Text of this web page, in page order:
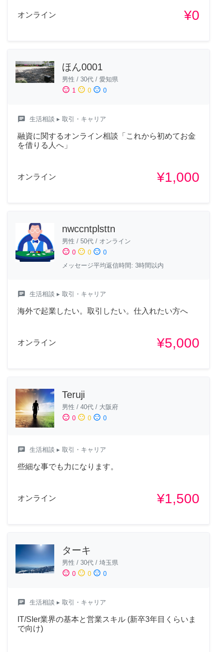
オンライン ¥0
ほん0001
男性 / 30代 / 愛知県
sentiment_satisfied 1 sentiment_neutral 0 sentiment_dissatisfied 0
chat 生活相談 ▸ 取引・キャリア
融資に関するオンライン相談「これから初めてお金
を借りる人へ」
オンライン ¥1,000
nwccntplsttn
男性 / 50代 / オンライン
sentiment_satisfied 0 sentiment_neutral 0 sentiment_dissatisfied 0
メッセージ平均返信時間: 3時間以内
chat 生活相談 ▸ 取引・キャリア
海外で起業したい。取引したい。仕入れたい方へ
オンライン ¥5,000
Teruji
男性 / 40代 / 大阪府
sentiment_satisfied 0 sentiment_neutral 0 sentiment_dissatisfied 0
chat 生活相談 ▸ 取引・キャリア
些細な事でも力になります。
オンライン ¥1,500
ターキ
男性 / 30代 / 埼玉県
sentiment_satisfied 0 sentiment_neutral 0 sentiment_dissatisfied 0
chat 生活相談 ▸ 取引・キャリア
IT/SIer業界の基本と営業スキル (新卒3年目くらいま
で向け)